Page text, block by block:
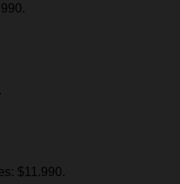
$11.990.